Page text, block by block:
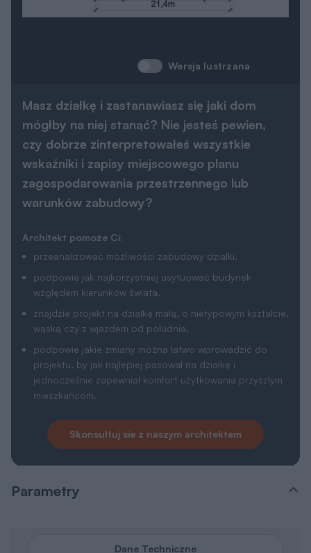
Wersja lustrzana
Masz działkę i zastanawiasz się jaki dom
mógłby na niej stanąć? Nie jesteś pewien,
czy dobrze zinterpretowałeś wszystkie
wskaźniki i zapisy miejscowego planu
zagospodarowania przestrzennego lub
warunków zabudowy?
Architekt pomoże Ci:
przeanalizować możliwości zabudowy działki,
podpowie jak najkorzystniej usytuować budynek
względem kierunków świata,
znajdzie projekt na działkę małą, o nietypowym kształcie,
wąską czy z wjazdem od południa,
podpowie jakie zmiany można łatwo wprowadzić do
projektu, by jak najlepiej pasował na działkę i
jednocześnie zapewniał komfort użytkowania przyszłym
mieszkańcom.
Skonsultuj sie z naszym architektem
Parametry
Dane Techniczne